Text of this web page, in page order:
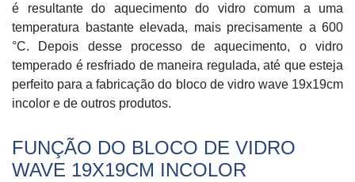
é resultante do aquecimento do vidro comum a uma
temperatura bastante elevada, mais precisamente a 600
°C. Depois desse processo de aquecimento, o vidro
temperado é resfriado de maneira regulada, até que esteja
perfeito para a fabricação do bloco de vidro wave 19x19cm
incolor e de outros produtos.
FUNÇÃO DO BLOCO DE VIDRO
WAVE 19X19CM INCOLOR